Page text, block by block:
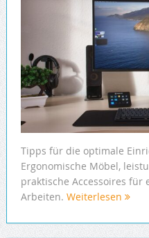
Tipps für die optimale
Ergonomische Möbel,
praktische Accessoires für
Arbeiten. Weiterlesen